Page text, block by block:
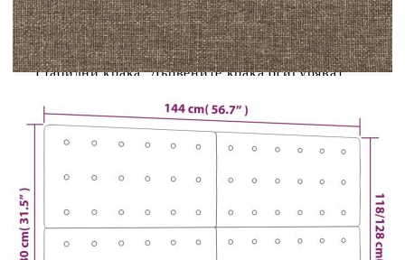
дизайн придава завършен вид на рамката на
леглото ви и е подходяща за всяка спалня.
Издръжлива материя: Материята е с семпъл и
изчистен вид, дишаща е и издръжлива.Здрави и
стабилни крака: Дървените крака осигуряват
Таблата за легло се регулира по височина
според вашите предпочитания.Отлична опора:
Таблата за легло ви осигурява отлична опора за
гърба, докато седите в леглото, за да четете или
включва само таблата за легло. Рамката за легло
проверите нашия магазин за съответстващите
рамки и матраци.Всеки продукт се предлага с
ръководство за монтаж в кутията за лесен